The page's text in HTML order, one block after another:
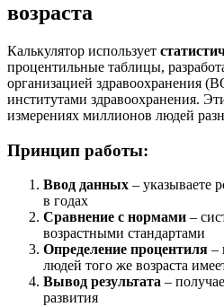
возраста
Калькулятор использует
процентильные таблицы,
организацией здравоохранения
институтами здравоохранения.
измерениях миллионов людей
Принцип работы:
Ввод данных – указываете
в годах
Сравнение с нормами –
возрастными стандартами
Определение процентиля –
людей того же возраста
Вывод результата –
развития